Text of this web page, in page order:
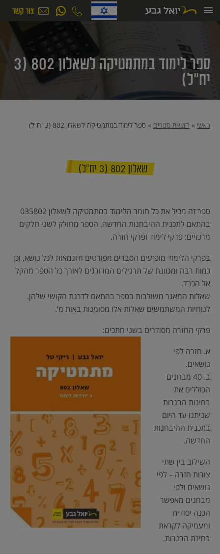
לתוכן
ספר לימוד במתמטיקה לשאלון 802 (3
יח”ל)
ראשי » הוצאת ספרים » ספר לימוד במתמטיקה לשאלון 802 (3 יח”ל)
שאלון 802 (3 יח”ל)
ספר זה מכיל את כל חומר הלימוד במתמטיקה לשאלון 035802
בהתאם לתכנית ההיבחנות החדשה. הספר מחולק לשני חלקים
מרכזיים: פרקי לימוד ופרקי חזרה.
בפרקי הלימוד מופיעים הסברים מפורטים ודוגמאות לכל נושא, וכן
כמות רבה ומגוונת של תרגילים המדורגים לאורך כל הספר מהקל
אל הכבד.
שאלות המאגר משולבות בספר בהתאם לדרגת הקושי שלהן.
לנוחיות המשתמשים שאלות אלו מסומנות באות מ’.
פרקי החזרה מסודרים בשני חתכים:
א. חזרה לפי
נושאים.
ב. 40 מבחנים
הכוללים את
בחינות הבגרות
שניתנו עד היום
בתכנית ההיבחנות
החדשה.
השילוב בין שתי
צורות חזרה – לפי
נושאים ולפי
מבחנים מאפשר
הכנה יסודית
ומעמיקה לקראת
בחינת הבגרות.